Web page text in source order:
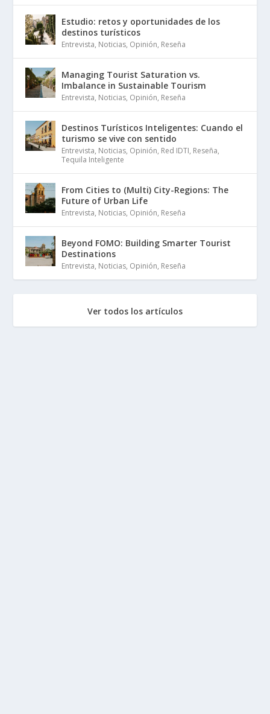
Estudio: retos y oportunidades de los
destinos turísticos
Entrevista, Noticias, Opinión, Reseña
Managing Tourist Saturation vs.
Imbalance in Sustainable Tourism
Entrevista, Noticias, Opinión, Reseña
Destinos Turísticos Inteligentes: Cuando el
turismo se vive con sentido
Entrevista, Noticias, Opinión, Red IDTI, Reseña,
Tequila Inteligente
From Cities to (Multi) City-Regions: The
Future of Urban Life
Entrevista, Noticias, Opinión, Reseña
Beyond FOMO: Building Smarter Tourist
Destinations
Entrevista, Noticias, Opinión, Reseña
Ver todos los artículos